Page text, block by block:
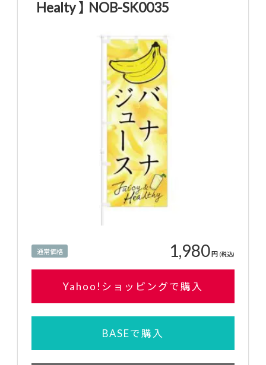
Healty 】 NOB-SK0035
通常価格 1,980円 (税込)
Yahoo!ショッピングで購入
BASEで購入